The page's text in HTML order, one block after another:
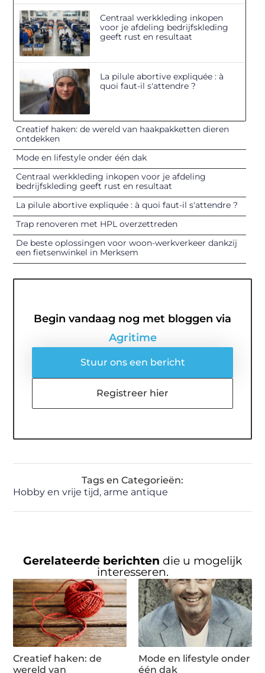
Centraal werkkleding inkopen
voor je afdeling bedrijfskleding
geeft rust en resultaat
La pilule abortive expliquée : à
quoi faut-il s'attendre ?
Creatief haken: de wereld van haakpakketten dieren
ontdekken
Mode en lifestyle onder één dak
Centraal werkkleding inkopen voor je afdeling
bedrijfskleding geeft rust en resultaat
La pilule abortive expliquée : à quoi faut-il s'attendre ?
Trap renoveren met HPL overzettreden
De beste oplossingen voor woon-werkverkeer dankzij
een fietsenwinkel in Merksem
Begin vandaag nog met bloggen via
Agritime
Stuur ons een bericht
Registreer hier
Tags en Categorieën:
Hobby en vrije tijd, arme antique
Gerelateerde berichten die u mogelijk
interesseren.
Creatief haken: de
wereld van
Mode en lifestyle onder
één dak